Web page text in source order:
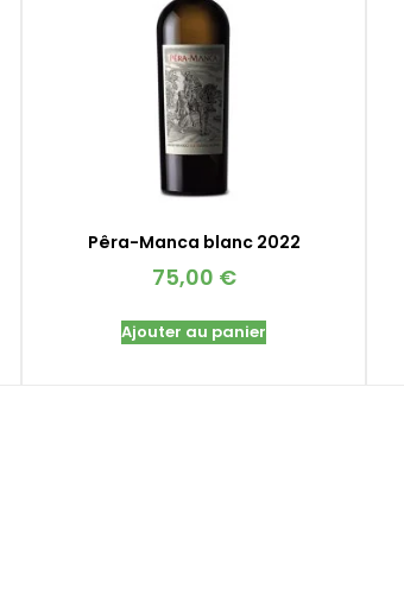
Pêra-Manca blanc 2022
75,00 €
Ajouter au panier